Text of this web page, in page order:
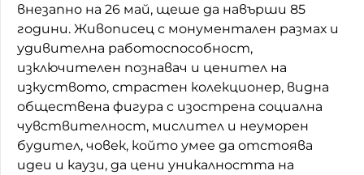
внезапно на 26 май, щеше да навърши 85
години. Живописец с монументален размах и
удивителна работоспособност,
изключителен познавач и ценител на
изкуството, страстен колекционер, видна
обществена фигура с изострена социална
чувствителност, мислител и неуморен
будител, човек, който умее да отстоява
идеи и каузи, да цени уникалността на